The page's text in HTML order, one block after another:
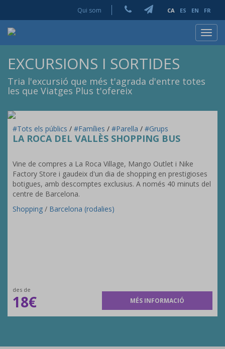
Qui som CA ES EN FR
EXCURSIONS I SORTIDES
Tria l'excursió que més t'agrada d'entre totes
les que Viatges Plus t'ofereix
#Tots els públics / #Famílies / #Parella / #Grups
LA ROCA DEL VALLÈS SHOPPING BUS
Vine de compres a La Roca Village, Mango Outlet i Nike
Factory Store i gaudeix d'un dia de shopping en prestigioses
botigues, amb descomptes exclusius. A només 40 minuts del
centre de Barcelona.
Shopping / Barcelona (rodalies)
des de
18€ MÉS INFORMACIÓ